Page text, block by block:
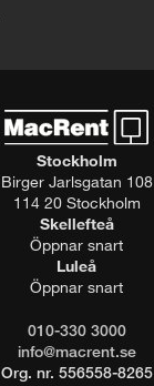
Stockholm
Birger Jarlsgatan 108
114 20 Stockholm
Skellefteå
Öppnar snart
Luleå
Öppnar snart
010-330 3000
info@macrent.se
Org. nr. 556558-8265